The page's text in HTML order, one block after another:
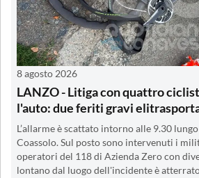
8 agosto 2026
LANZO - Litiga con quattro
l'auto: due feriti gravi
L’allarme è scattato intorno alle 9.30
Coassolo. Sul posto sono intervenuti i
operatori del 118 di Azienda Zero con
lontano dal luogo dell'incidente è